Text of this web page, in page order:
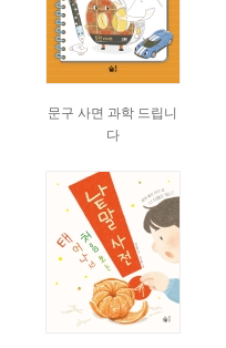
문구 사면 과학 드립니
다